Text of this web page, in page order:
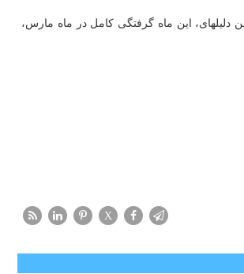
این ماه گرفتگی کامل در ماه مارس،
X